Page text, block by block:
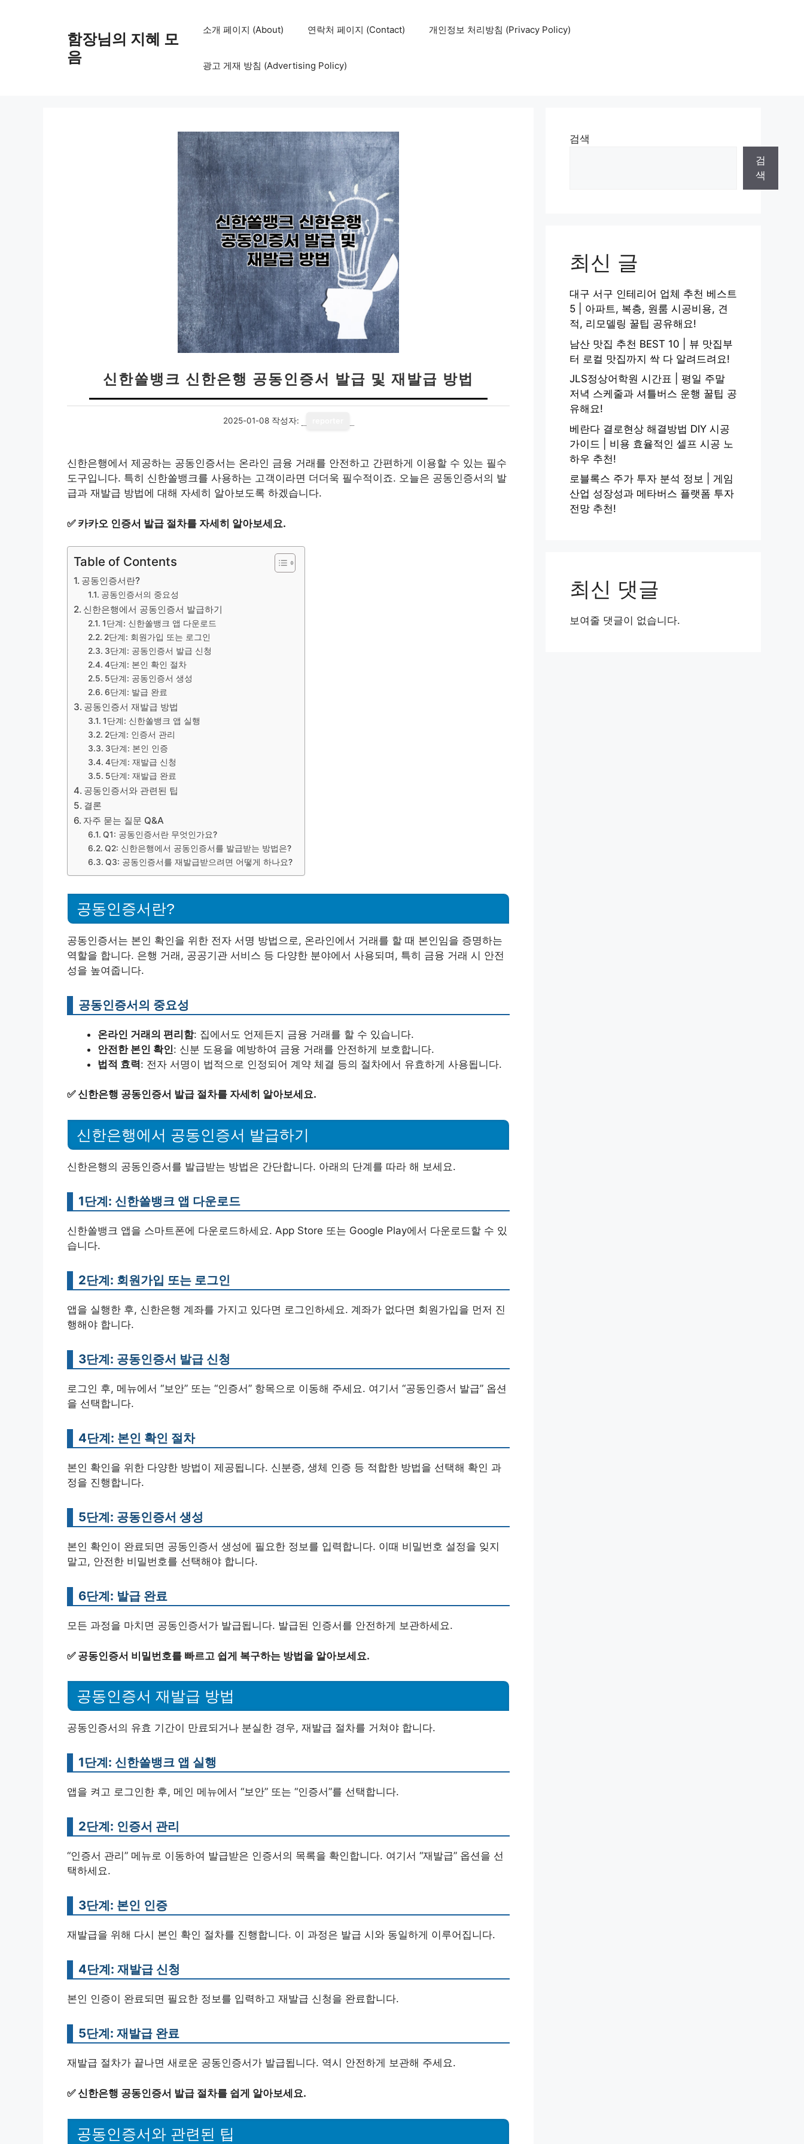
함장님의 지혜 모
음
소개 페이지 (About) 연락처 페이지 (Contact) 개인정보 처리방침 (Privacy Policy)
광고 게재 방침 (Advertising Policy)
신한쏠뱅크 신한은행 공동인증서 발급 및 재발급 방법
2025-01-08 작성자:
신한은행에서 제공하는 공동인증서는 온라인 금융 거래를 안전하고 간편하게 이용할 수 있는 필수
도구입니다. 특히 신한쏠뱅크를 사용하는 고객이라면 더더욱 필수적이죠. 오늘은 공동인증서의 발
급과 재발급 방법에 대해 자세히 알아보도록 하겠습니다.
✅ 카카오 인증서 발급 절차를 자세히 알아보세요.
Table of Contents
공동인증서란?
공동인증서의 중요성
신한은행에서 공동인증서 발급하기
1단계: 신한쏠뱅크 앱 다운로드
2단계: 회원가입 또는 로그인
3단계: 공동인증서 발급 신청
4단계: 본인 확인 절차
5단계: 공동인증서 생성
6단계: 발급 완료
공동인증서 재발급 방법
1단계: 신한쏠뱅크 앱 실행
2단계: 인증서 관리
3단계: 본인 인증
4단계: 재발급 신청
5단계: 재발급 완료
공동인증서와 관련된 팁
결론
자주 묻는 질문 Q&A
Q1: 공동인증서란 무엇인가요?
Q2: 신한은행에서 공동인증서를 발급받는 방법은?
Q3: 공동인증서를 재발급받으려면 어떻게 하나요?
공동인증서란?
공동인증서는 본인 확인을 위한 전자 서명 방법으로, 온라인에서 거래를 할 때 본인임을 증명하는
역할을 합니다. 은행 거래, 공공기관 서비스 등 다양한 분야에서 사용되며, 특히 금융 거래 시 안전
성을 높여줍니다.
공동인증서의 중요성
온라인 거래의 편리함: 집에서도 언제든지 금융 거래를 할 수 있습니다.
안전한 본인 확인: 신분 도용을 예방하여 금융 거래를 안전하게 보호합니다.
법적 효력: 전자 서명이 법적으로 인정되어 계약 체결 등의 절차에서 유효하게 사용됩니다.
✅신한은행 공동인증서 발급 절차를 자세히 알아보세요.
신한은행에서 공동인증서 발급하기
신한은행의 공동인증서를 발급받는 방법은 간단합니다. 아래의 단계를 따라 해 보세요.
1단계: 신한쏠뱅크 앱 다운로드
신한쏠뱅크 앱을 스마트폰에 다운로드하세요. App Store 또는 Google Play에서 다운로드할 수 있
습니다.
2단계: 회원가입 또는 로그인
앱을 실행한 후, 신한은행 계좌를 가지고 있다면 로그인하세요. 계좌가 없다면 회원가입을 먼저 진
행해야 합니다.
3단계: 공동인증서 발급 신청
로그인 후, 메뉴에서 “보안” 또는 “인증서” 항목으로 이동해 주세요. 여기서 “공동인증서 발급” 옵션
을 선택합니다.
4단계: 본인 확인 절차
본인 확인을 위한 다양한 방법이 제공됩니다. 신분증, 생체 인증 등 적합한 방법을 선택해 확인 과
정을 진행합니다.
5단계: 공동인증서 생성
본인 확인이 완료되면 공동인증서 생성에 필요한 정보를 입력합니다. 이때 비밀번호 설정을 잊지
말고, 안전한 비밀번호를 선택해야 합니다.
6단계: 발급 완료
모든 과정을 마치면 공동인증서가 발급됩니다. 발급된 인증서를 안전하게 보관하세요.
✅ 공동인증서 비밀번호를 빠르고 쉽게 복구하는 방법을 알아보세요.
공동인증서 재발급 방법
공동인증서의 유효 기간이 만료되거나 분실한 경우, 재발급 절차를 거쳐야 합니다.
1단계: 신한쏠뱅크 앱 실행
앱을 켜고 로그인한 후, 메인 메뉴에서 “보안” 또는 “인증서”를 선택합니다.
2단계: 인증서 관리
“인증서 관리” 메뉴로 이동하여 발급받은 인증서의 목록을 확인합니다. 여기서 “재발급” 옵션을 선
택하세요.
3단계: 본인 인증
재발급을 위해 다시 본인 확인 절차를 진행합니다. 이 과정은 발급 시와 동일하게 이루어집니다.
4단계: 재발급 신청
본인 인증이 완료되면 필요한 정보를 입력하고 재발급 신청을 완료합니다.
5단계: 재발급 완료
재발급 절차가 끝나면 새로운 공동인증서가 발급됩니다. 역시 안전하게 보관해 주세요.
✅신한은행 공동인증서 발급 절차를 쉽게 알아보세요.
공동인증서와 관련된 팁
검색
검
색
최신 글
대구 서구 인테리어 업체 추천 베스트
5 | 아파트, 복층, 원룸 시공비용, 견
적, 리모델링 꿀팁 공유해요!
남산 맛집 추천 BEST 10 | 뷰 맛집부
터 로컬 맛집까지 싹 다 알려드려요!
JLS정상어학원 시간표 | 평일 주말
저녁 스케줄과 셔틀버스 운행 꿀팁 공
유해요!
베란다 결로현상 해결방법 DIY 시공
가이드 | 비용 효율적인 셀프 시공 노
하우 추천!
로블록스 주가 투자 분석 정보 | 게임
산업 성장성과 메타버스 플랫폼 투자
전망 추천!
최신 댓글
보여줄 댓글이 없습니다.